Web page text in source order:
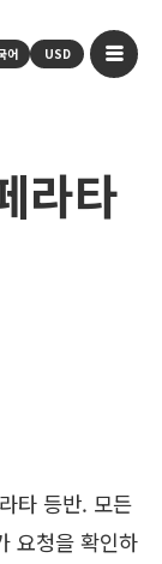
어 USD
라타
타 등반. 모든
요청을 확인하